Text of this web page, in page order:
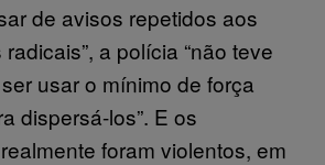
de avisos repetidos aos
a polícia “não teve
usar o mínimo de força
dispersá-los”. E os
foram violentos, em